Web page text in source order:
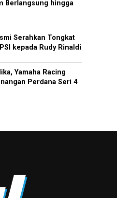
Berlangsung hingga
Serahkan Tongkat
kepada Rudy Rinaldi
Yamaha Racing
Perdana Seri 4